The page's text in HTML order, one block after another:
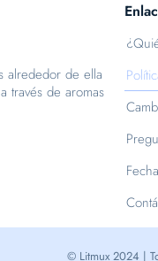
alrededor de ella
través de aromas
© Litmux 2024 |